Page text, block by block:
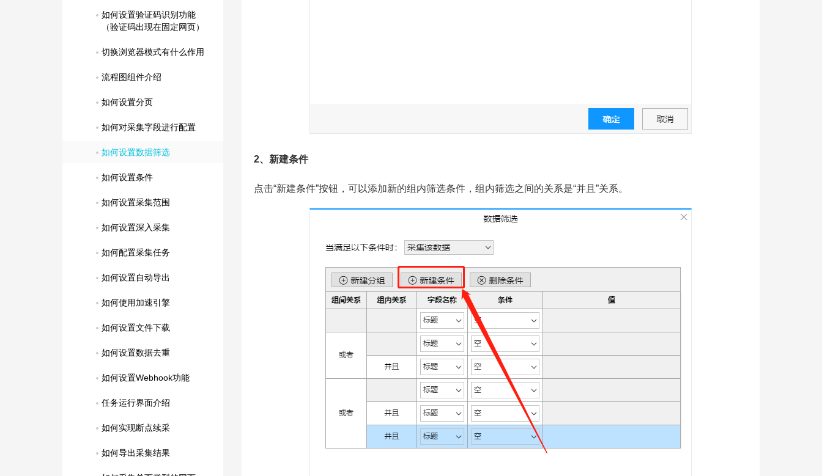
如何设置验证码识别功能
（验证码出现在固定网页）
切换浏览器模式有什么作用
流程图组件介绍
如何设置分页
如何对采集字段进行配置
如何设置数据筛选
如何设置条件
如何设置采集范围
如何设置深入采集
如何配置采集任务
如何设置自动导出
如何使用加速引擎
如何设置文件下载
如何设置数据去重
如何设置Webhook功能
任务运行界面介绍
如何实现断点续采
如何导出采集结果
2、新建条件
点击“新建条件”按钮，可以添加新的组内筛选条件，组内筛选之间的关系是“并且”关系。